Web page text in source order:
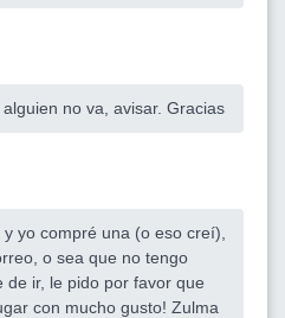
no va, avisar. Gracias
yo compré una (o eso creí),
o sea que no tengo
de ir, le pido por favor que
con mucho gusto! Zulma